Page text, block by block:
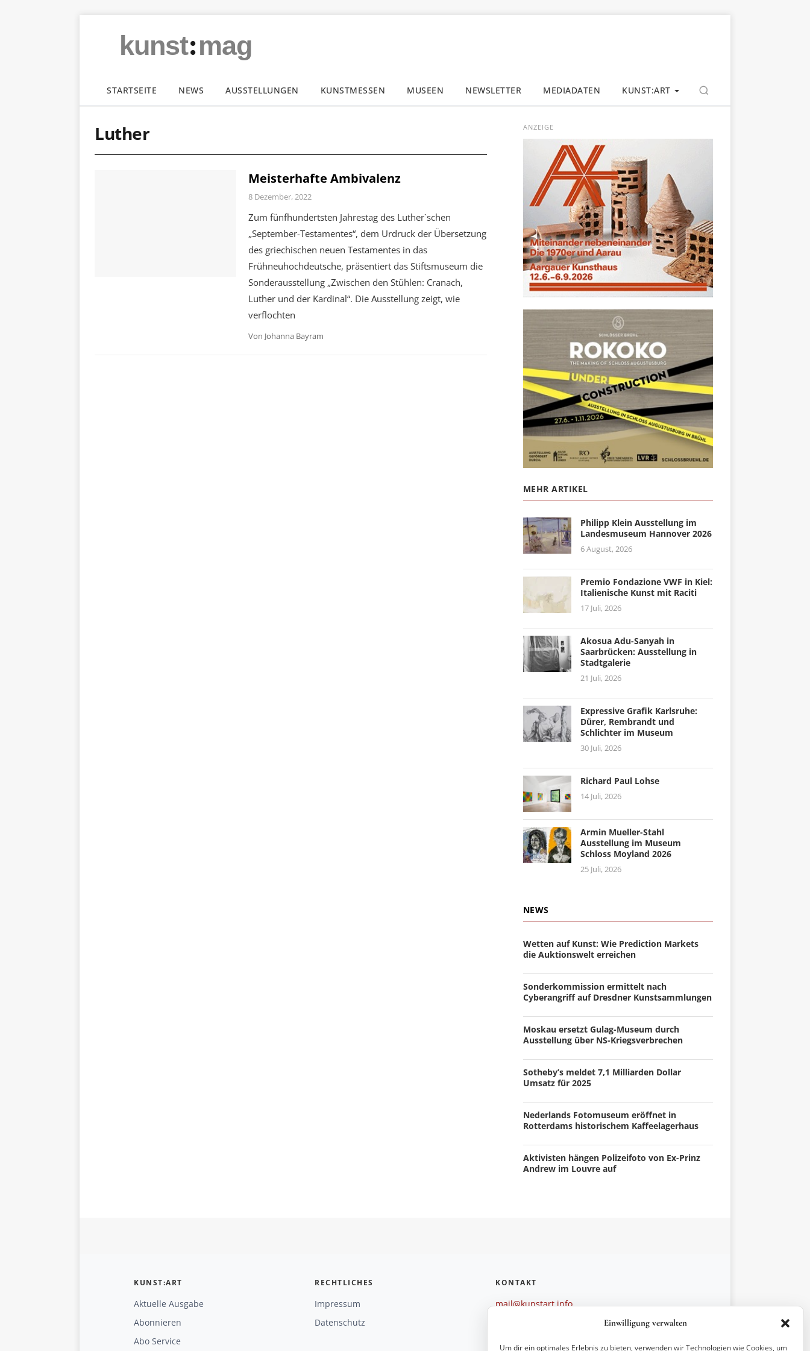
Einwilligung verwalten
Um dir ein optimales Erlebnis zu bieten, verwenden wir Technologien wie Cookies, um
kunst:mag
STARTSEITE NEWS AUSSTELLUNGEN KUNSTMESSEN MUSEEN NEWSLETTER MEDIADATEN KUNST:ART
Luther
Meisterhafte Ambivalenz
8 Dezember, 2022
Zum fünfhundertsten Jahrestag des Luther`schen
„September-Testamentes“, dem Urdruck der Übersetzung
des griechischen neuen Testamentes in das
Frühneuhochdeutsche, präsentiert das Stiftsmuseum die
Sonderausstellung „Zwischen den Stühlen: Cranach,
Luther und der Kardinal“. Die Ausstellung zeigt, wie
verflochten
Von Johanna Bayram
ANZEIGE
MEHR ARTIKEL
Philipp Klein Ausstellung im
Landesmuseum Hannover 2026
6 August, 2026
Premio Fondazione VWF in Kiel:
Italienische Kunst mit Raciti
17 Juli, 2026
Akosua Adu-Sanyah in
Saarbrücken: Ausstellung in
Stadtgalerie
21 Juli, 2026
Expressive Grafik Karlsruhe:
Dürer, Rembrandt und
Schlichter im Museum
30 Juli, 2026
Richard Paul Lohse
14 Juli, 2026
Armin Mueller-Stahl
Ausstellung im Museum
Schloss Moyland 2026
25 Juli, 2026
NEWS
Wetten auf Kunst: Wie Prediction Markets
die Auktionswelt erreichen
Sonderkommission ermittelt nach
Cyberangriff auf Dresdner Kunstsammlungen
Moskau ersetzt Gulag-Museum durch
Ausstellung über NS-Kriegsverbrechen
Sotheby’s meldet 7,1 Milliarden Dollar
Umsatz für 2025
Nederlands Fotomuseum eröffnet in
Rotterdams historischem Kaffeelagerhaus
Aktivisten hängen Polizeifoto von Ex-Prinz
Andrew im Louvre auf
KUNST:ART
Aktuelle Ausgabe
Abonnieren
Abo Service
RECHTLICHES
Impressum
Datenschutz
KONTAKT
mail@kunstart.info